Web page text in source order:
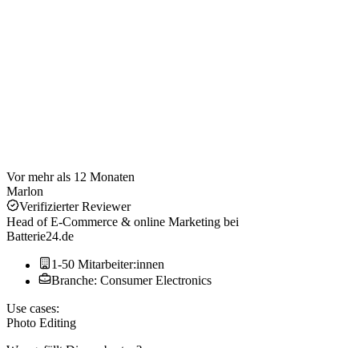
Vor mehr als 12 Monaten
Marlon
Verifizierter Reviewer
Head of E-Commerce & online Marketing bei
Batterie24.de
1-50 Mitarbeiter:innen
Branche: Consumer Electronics
Use cases:
Photo Editing